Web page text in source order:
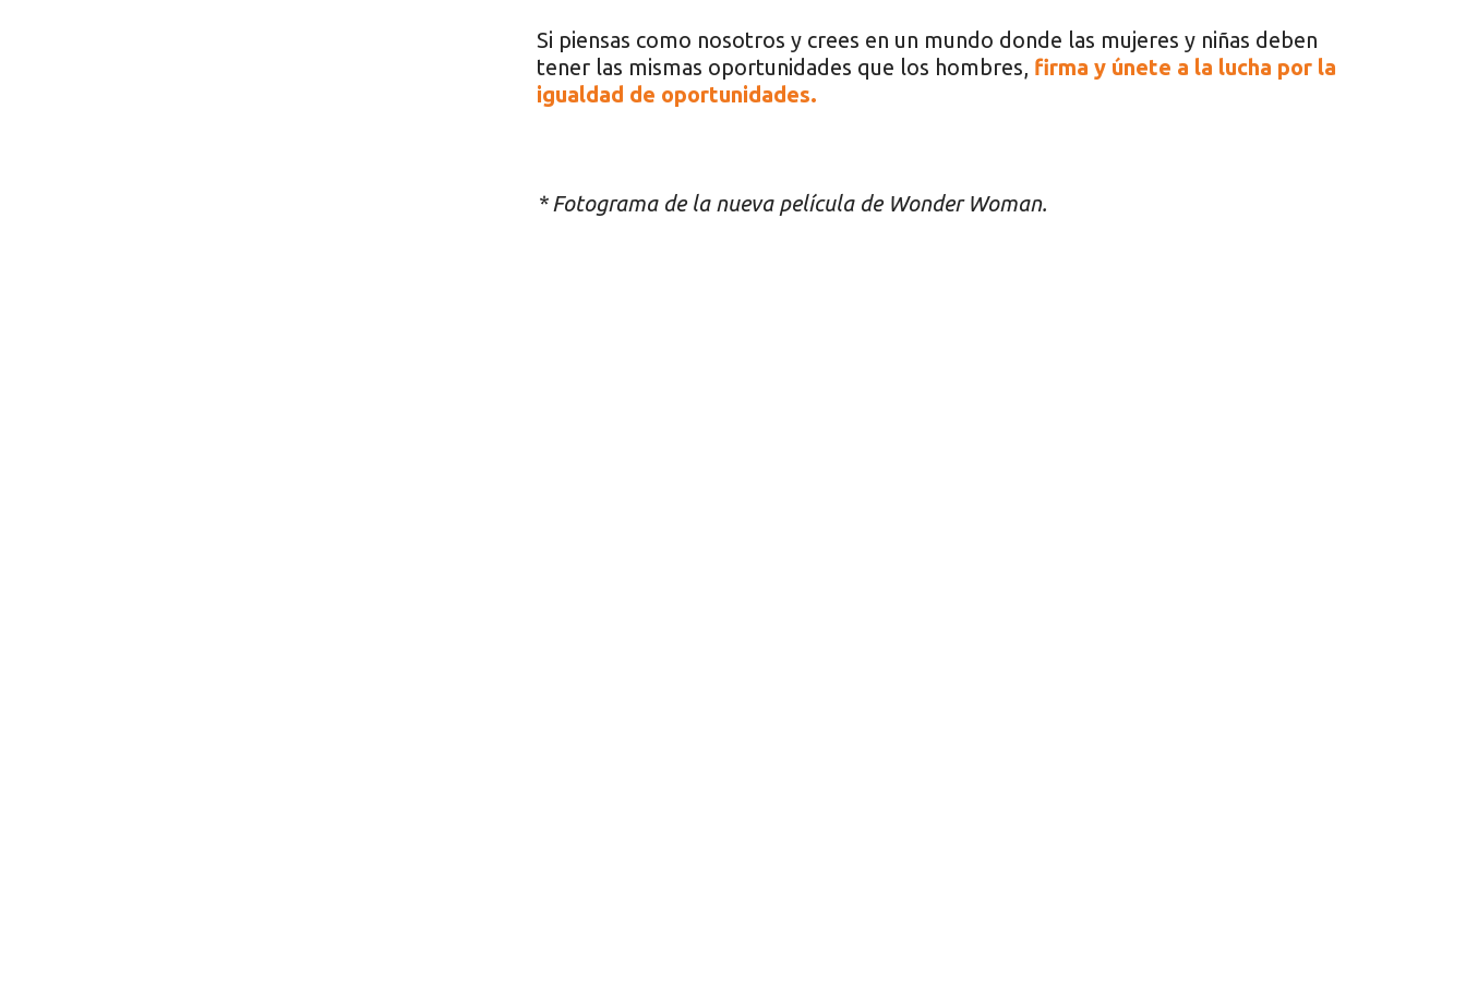
Si piensas como nosotros y crees en un mundo donde las mujeres y niñas deben
tener las mismas oportunidades que los hombres, firma y únete a la lucha por la
igualdad de oportunidades.
* Fotograma de la nueva película de Wonder Woman.